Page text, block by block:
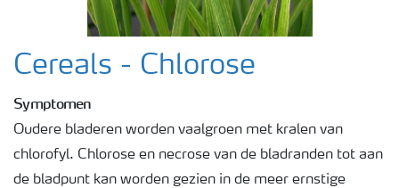
Cereals - Chlorose
Symptomen
Oudere bladeren worden vaalgroen met kralen van
chlorofyl. Chlorose en necrose van de bladranden tot aan
de bladpunt kan worden gezien in de meer ernstige